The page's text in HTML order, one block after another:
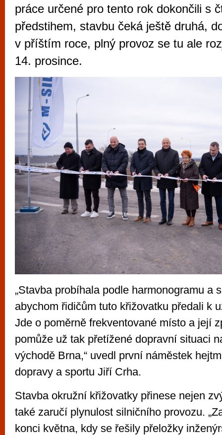
práce určené pro tento rok dokončili s
předstihem, stavbu čeká ještě druhá,
v příštím roce, plný provoz se tu ale
14. prosince.
„Stavba probíhala podle harmonogramu a
abychom řidičům tuto křižovatku předali k
Jde o poměrně frekventované místo a její
pomůže už tak přetížené dopravní situaci
východě Brna,“ uvedl první náměstek
dopravy a sportu Jiří Crha.
Stavba okružní křižovatky přinese nejen
také zaručí plynulost silničního provozu.
konci května, kdy se řešily přeložky
vyzkoušet různé kasinové hry. V
metropoli naleznete širokou nabídku her
po moderní automaty jak pro pravidelné
příležitostné hráče. V...